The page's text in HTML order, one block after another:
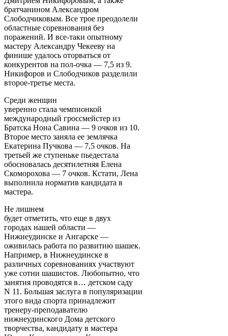
братчанином Александром
Слободчиковым. Все трое преодолели
областные соревнования без
поражений. И все-таки опытному
мастеру Александру Чекееву на
финише удалось оторваться от
конкурентов на пол-очка — 7,5 из 9.
Никифоров и Слободчиков разделили
второе-третье места.
Среди женщин
уверенно стала чемпионкой
международный гроссмейстер из
Братска Нона Савина — 9 очков из 10.
Второе место заняла ее землячка
Екатерина Пучкова — 7,5 очков. На
третьей же ступеньке пьедестала
обосновалась десятилетняя Елена
Скоморохова — 7 очков. Кстати, Лена
выполнила норматив кандидата в
мастера.
Не лишнем
будет отметить, что еще в двух
городах нашей области —
Нижнеудинске и Ангарске —
оживилась работа по развитию шашек.
Например, в Нижнеудинске в
различных соревнованиях участвуют
уже сотни шашистов. Любопытно, что
занятия проводятся в… детском саду
N 11. Большая заслуга в популяризации
этого вида спорта принадлежит
тренеру-преподавателю
нижнеудинского Дома детского
творчества, кандидату в мастера